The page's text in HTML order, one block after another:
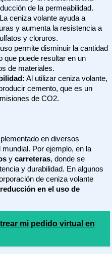
de la permeabilidad.
La ceniza volante ayuda a
y aumenta la resistencia a
y cloruros.
permite disminuir la cantidad
que puede resultar en un
de materiales.
Al utilizar ceniza volante,
cemento, que es un
de CO2.
en diversos
Por ejemplo, en la
y carreteras, donde se
y durabilidad. En algunos
de ceniza volante
en el uso de
mi pedido virtual en